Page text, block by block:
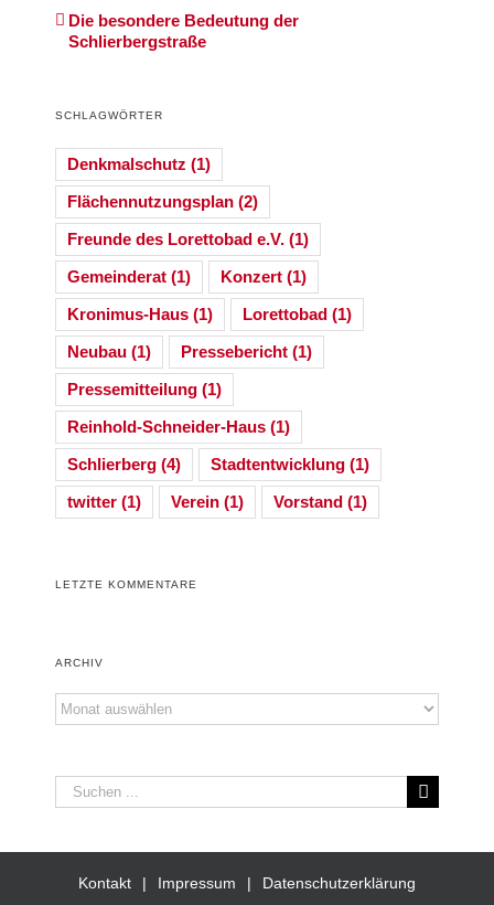
Die besondere Bedeutung der
Schlierbergstraße
SCHLAGWÖRTER
Denkmalschutz (1)
Flächennutzungsplan (2)
Freunde des Lorettobad e.V. (1)
Gemeinderat (1) Konzert (1)
Kronimus-Haus (1) Lorettobad (1)
Neubau (1) Pressebericht (1)
Pressemitteilung (1)
Reinhold-Schneider-Haus (1)
Schlierberg (4) Stadtentwicklung (1)
twitter (1) Verein (1) Vorstand (1)
LETZTE KOMMENTARE
ARCHIV
Archiv
Suche
Kontakt Impressum Datenschutzerklärung